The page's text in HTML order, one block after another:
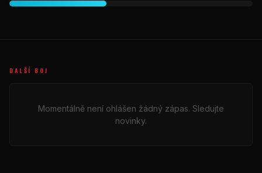
DALŠÍ BOJ
Momentálně není ohlášen žádný zápas. Sledujte
novinky.